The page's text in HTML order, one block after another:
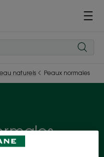
naturels Peaux normales